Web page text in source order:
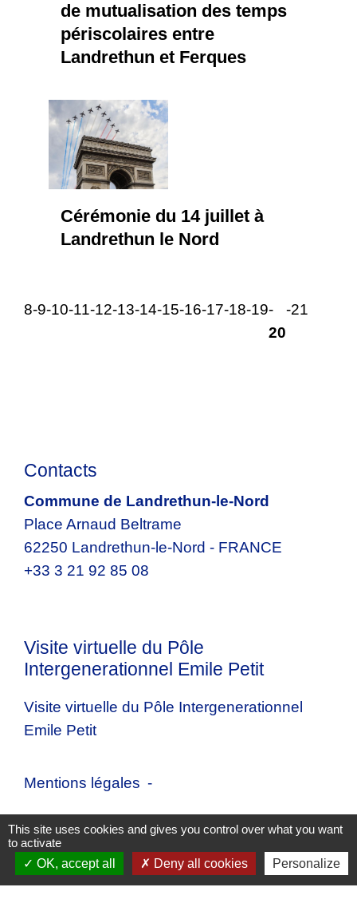
de mutualisation des temps
périscolaires entre
Landrethun et Ferques
Cérémonie du 14 juillet à
Landrethun le Nord
-8-9-10-11-12-13-14-15-16-17-18-19-
20
-21
Contacts
Commune de Landrethun-le-Nord
Place Arnaud Beltrame
62250 Landrethun-le-Nord - FRANCE
+33 3 21 92 85 08
Visite virtuelle du Pôle
Intergenerationnel Emile Petit
Visite virtuelle du Pôle Intergenerationnel
Emile Petit
Mentions légales -
Politique de confidentialité - Accessibilité -
Plan du site - Gestion des cookies
This site uses cookies and gives you control over what you want
to activate
OK, accept all
Deny all cookies Personalize